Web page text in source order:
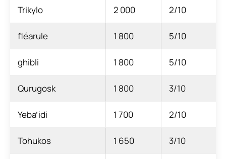
Trikylo 2 000 2/10
fléarule 1 800 5/10
ghibli 1 800 5/10
Qurugosk 1 800 3/10
Yeba’idi 1 700 2/10
Tohukos 1 650 3/10